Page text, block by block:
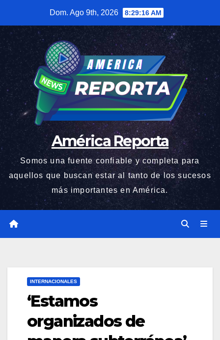
contenido
Dom. Ago 9th, 2026 8:29:17 AM
América Reporta
Somos una fuente confiable y completa para
aquellos que buscan estar al tanto de los sucesos
más importantes en América.
INTERNACIONALES
‘Estamos
organizados de